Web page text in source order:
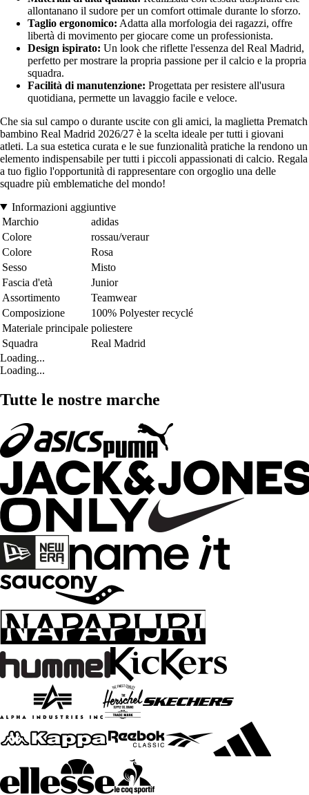
allontanano il sudore per un comfort ottimale durante lo sforzo.
Taglio ergonomico: Adatta alla morfologia dei ragazzi, offre
libertà di movimento per giocare come un professionista.
Design ispirato: Un look che riflette l'essenza del Real Madrid,
perfetto per mostrare la propria passione per il calcio e la propria
squadra.
Facilità di manutenzione: Progettata per resistere all'usura
quotidiana, permette un lavaggio facile e veloce.
Che sia sul campo o durante uscite con gli amici, la maglietta Prematch
bambino Real Madrid 2026/27 è la scelta ideale per tutti i giovani
atleti. La sua estetica curata e le sue funzionalità pratiche la rendono un
elemento indispensabile per tutti i piccoli appassionati di calcio. Regala
a tuo figlio l'opportunità di rappresentare con orgoglio una delle
squadre più emblematiche del mondo!
Informazioni aggiuntive
Marchio
adidas
Colore
rossau/veraur
Colore
Rosa
Sesso
Misto
Fascia d'età
Junior
Assortimento
Teamwear
Composizione
100% Polyester recyclé
Materiale principale poliestere
Squadra
Real Madrid
Loading...
Loading...
Tutte le nostre marche